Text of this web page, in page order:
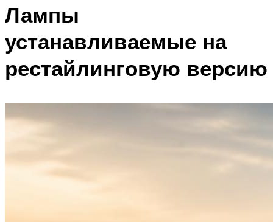
Лампы
устанавливаемые на
рестайлинговую версию